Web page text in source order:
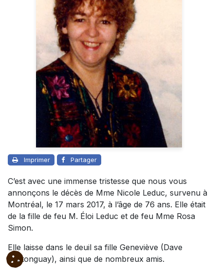
Imprimer Partager
C’est avec une immense tristesse que nous vous
annonçons le décès de Mme Nicole Leduc, survenu à
Montréal, le 17 mars 2017, à l’âge de 76 ans. Elle était
de la fille de feu M. Éloi Leduc et de feu Mme Rosa
Simon.
Elle laisse dans le deuil sa fille Geneviève (Dave
Castonguay), ainsi que de nombreux amis.